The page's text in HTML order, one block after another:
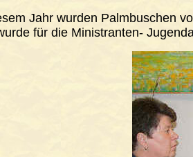
Jahr wurden Palmbuschen
für die Ministranten-